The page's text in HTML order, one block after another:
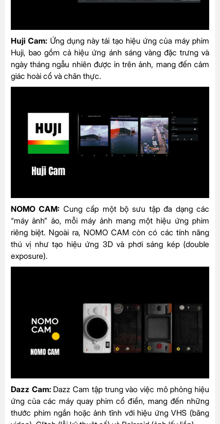
Huji Cam: Ứng dụng này tái tạo hiệu ứng của máy phim
Huji, bao gồm cả hiệu ứng ánh sáng vàng đặc trưng và
ngày tháng ngẫu nhiên được in trên ảnh, mang đến cảm
giác hoài cổ và chân thực.
NOMO CAM: Cung cấp một bộ sưu tập đa dạng các
“máy ảnh” ảo, mỗi máy ảnh mang một hiệu ứng phim
riêng biệt. Ngoài ra, NOMO CAM còn có các tính năng
thú vị như tạo hiệu ứng 3D và phơi sáng kép (double
exposure).
Dazz Cam:Dazz Cam tập trung vào việc mô phỏng hiệu
ứng của các máy quay phim cổ điển, mang đến những
thước phim ngắn hoặc ảnh tĩnh với hiệu ứng VHS (băng